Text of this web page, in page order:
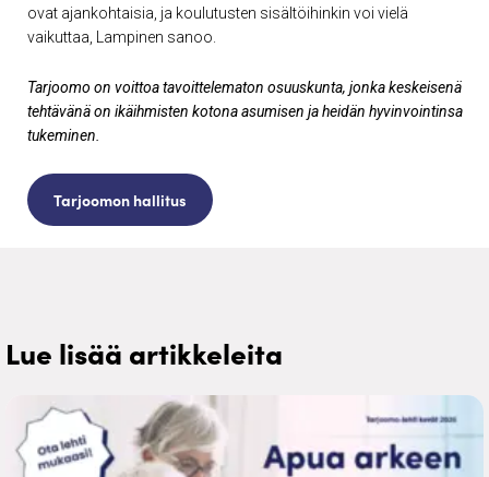
ovat ajankohtaisia, ja koulutusten sisältöihinkin voi vielä
vaikuttaa, Lampinen sanoo.
Tarjoomo on voittoa tavoittelematon osuuskunta, jonka keskeisenä
tehtävänä on ikäihmisten kotona asumisen ja heidän hyvinvointinsa
tukeminen.
Tarjoomon hallitus
Lue lisää artikkeleita